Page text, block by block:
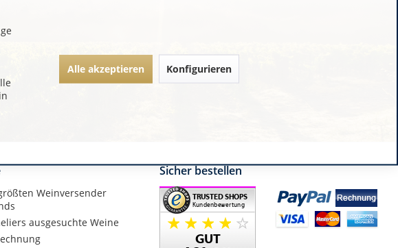
Weinversender
ausgesuchte Weine
Sicher bestellen
Alle akzeptieren Konfigurieren